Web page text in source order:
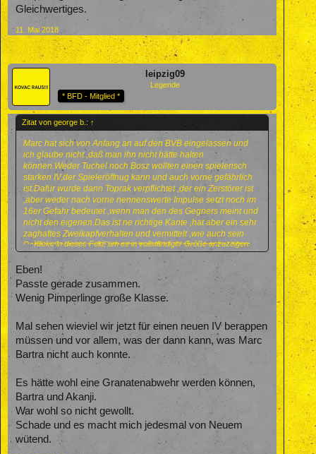
Gleichwertiges.
11. Mai 2018
leipzig09
Legende
* BFD - Mitglied *
Zitat von george b.: ↑
Marc hat sich von Anfang an auf den BVB eingelassen und
ich glaube nicht ,daß man ihn nicht hätte halten
können.Weder Tuchel noch Bosz wollten einen spielerisch
starken IV,der Spieleröffnug kann und auch vorne gefährlich
ist.Dafür wurde dann Toprak verpflichtet ,der ein Zerstörer ist
,aber weder nach vorne nennenswerte Impulse setzt noch im
16er Gefahr bedeutet ,wenn man den des Gegners meint und
nicht den eigenen.Das ist ne richtige Kante ,hat aber ein sehr
zaghaftes Zweikapfverhalten und vermittelt ,wie auch sein
Partner Sokratis null Sicherheitsgefühl. Sicher war bei Marc
nicht aller super,super ,aber wie er mit dem Bällchen
umgehen konnte war schon so schlecht nicht und hätte man
ihn nicht dauernd aus seiner Stammposition auf andere
Positionen versetzt ,hätter er der Kopf unsere Abwehr werden
können.Schnee von gestern ,aber für die paar Pimperlinge
,die Marc gekostet hat gibts zur Zeit nix Gleichwertiges.
Klicke in dieses Feld, um es in vollständiger Größe anzuzeigen.
Eben!
Passte gerade zusammen.
Wenig Pimperlinge große Klasse.
Mal sehen wieviel wir jetzt für einen neuen IV berappen
müssen und vor allem, was der dann kann, was Marc
Bartra nicht auch konnte.
Es hätte wohl eine Granatenabwehr werden können,
Bartra und Akanji.
War wohl so nicht gewollt.
Schade und es macht mich jedesmal von Neuem
wütend.